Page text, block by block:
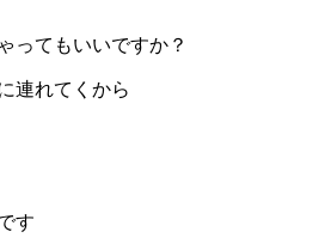
ってもいいですか？
連れてくから
す